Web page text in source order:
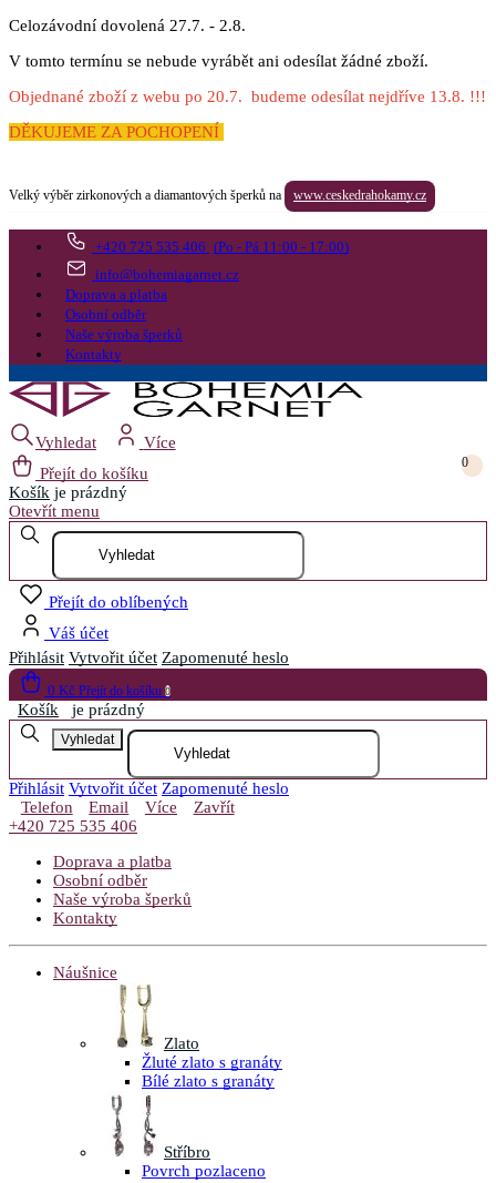
Celozávodní dovolená 27.7. - 2.8.
V tomto termínu se nebude vyrábět ani odesílat žádné zboží.
Objednané zboží z webu po 20.7. budeme odesílat nejdříve 13.8. !!!
DĚKUJEME ZA POCHOPENÍ
Velký výběr zirkonových a diamantových šperků na www.ceskedrahokamy.cz
+420 725 535 406 (Po - Pá 11:00 - 17:00)
info@bohemiagarnet.cz
Doprava a platba
Osobní odběr
Naše výroba šperků
Kontakty
Vyhledat
Více
Přejít do košíku
0
Košík je prázdný
Otevřít menu
Přejít do oblíbených
Váš účet
Přihlásit Vytvořit účet Zapomenuté heslo
0 Kč Přejít do košíku 0
Košík je prázdný
Vyhledat
Přihlásit Vytvořit účet Zapomenuté heslo
Telefon
Email Více
Zavřít
+420 725 535 406
Doprava a platba
Osobní odběr
Naše výroba šperků
Kontakty
Náušnice
Zlato
Žluté zlato s granáty
Bílé zlato s granáty
Stříbro
Povrch pozlaceno